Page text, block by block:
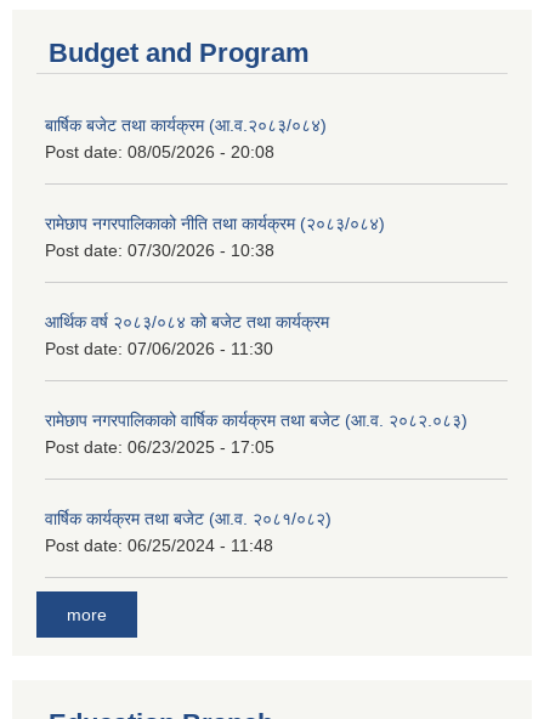
Budget and Program
बार्षिक बजेट तथा कार्यक्रम (आ.व.२०८३/०८४)
Post date: 08/05/2026 - 20:08
रामेछाप नगरपालिकाको नीति तथा कार्यक्रम (२०८३/०८४)
Post date: 07/30/2026 - 10:38
आर्थिक वर्ष २०८३/०८४ को बजेट तथा कार्यक्रम
Post date: 07/06/2026 - 11:30
रामेछाप नगरपालिकाको वार्षिक कार्यक्रम तथा बजेट (आ.व. २०८२.०८३)
Post date: 06/23/2025 - 17:05
वार्षिक कार्यक्रम तथा बजेट (आ.व. २०८१/०८२)
Post date: 06/25/2024 - 11:48
more